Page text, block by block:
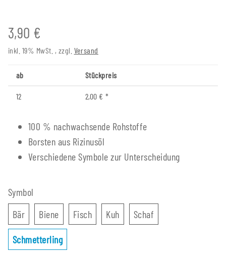
3,90 €
inkl. 19% MwSt. , zzgl. Versand
ab Stückpreis
12 2,00 € *
100 % nachwachsende Rohstoffe
Borsten aus Rizinusöl
Verschiedene Symbole zur Unterscheidung
Symbol
BärBär BieneBieneFischFischKuhKuh Schaf
SchmetterlingSchmetterling